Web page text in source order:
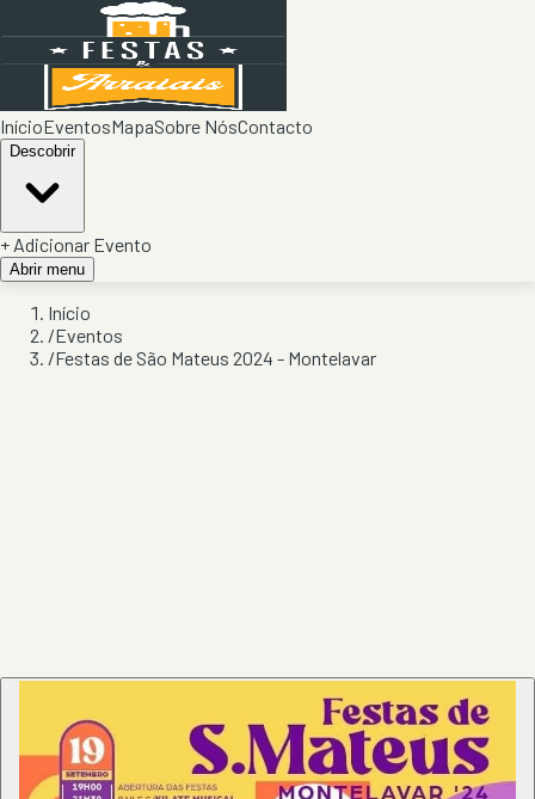
InícioEventosMapaSobre NósContacto
Descobrir
+ Adicionar Evento
Abrir menu
Início
/Eventos
/Festas de São Mateus 2024 - Montelavar